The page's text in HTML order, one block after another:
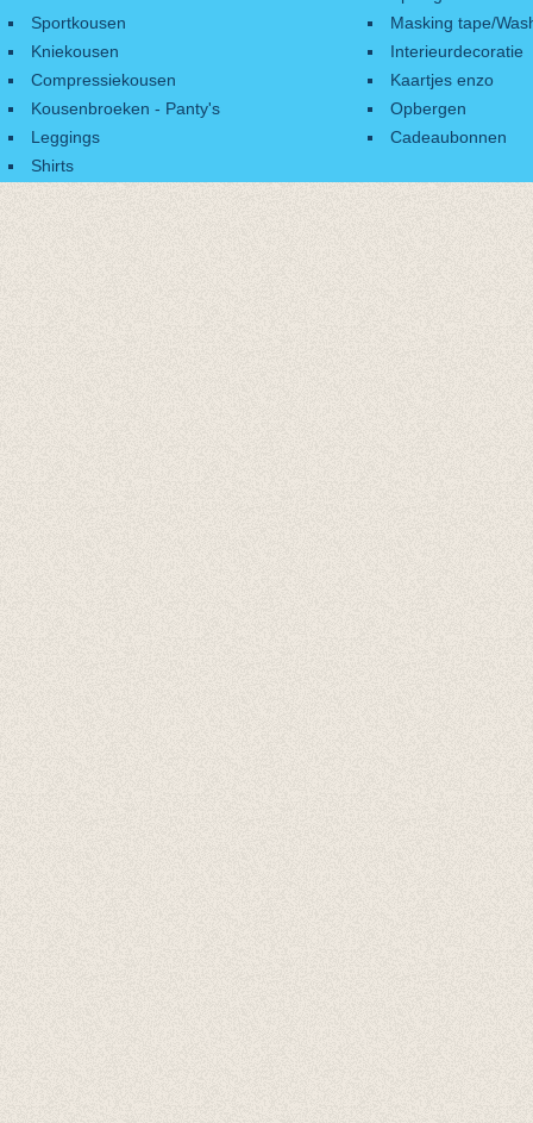
Sportkousen
Kniekousen
Compressiekousen
Kousenbroeken - Panty's
Leggings
Shirts
Masking tape/
Interieurdecoratie
Kaartjes enzo
Opbergen
Cadeaubonnen